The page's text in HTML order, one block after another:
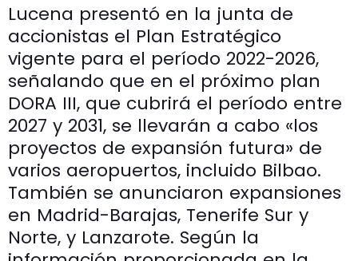
Lucena presentó en la junta de
accionistas el Plan Estratégico
vigente para el período 2022-2026,
señalando que en el próximo plan
DORA III, que cubrirá el período entre
2027 y 2031, se llevarán a cabo «los
proyectos de expansión futura» de
varios aeropuertos, incluido Bilbao.
También se anunciaron expansiones
en Madrid-Barajas, Tenerife Sur y
Norte, y Lanzarote. Según la